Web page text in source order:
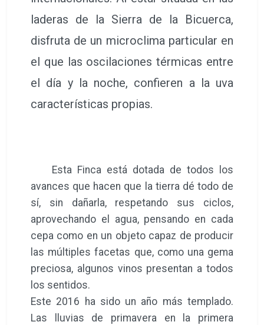
laderas de la Sierra de la Bicuerca,
disfruta de un microclima particular en
el que las oscilaciones térmicas entre
el día y la noche, confieren a la uva
características propias.
Esta Finca está dotada de todos los
avances que hacen que la tierra dé todo de
sí, sin dañarla, respetando sus ciclos,
aprovechando el agua, pensando en cada
cepa como en un objeto capaz de producir
las múltiples facetas que, como una gema
preciosa, algunos vinos presentan a todos
los sentidos.
Este 2016 ha sido un año más templado.
Las lluvias de primavera en la primera